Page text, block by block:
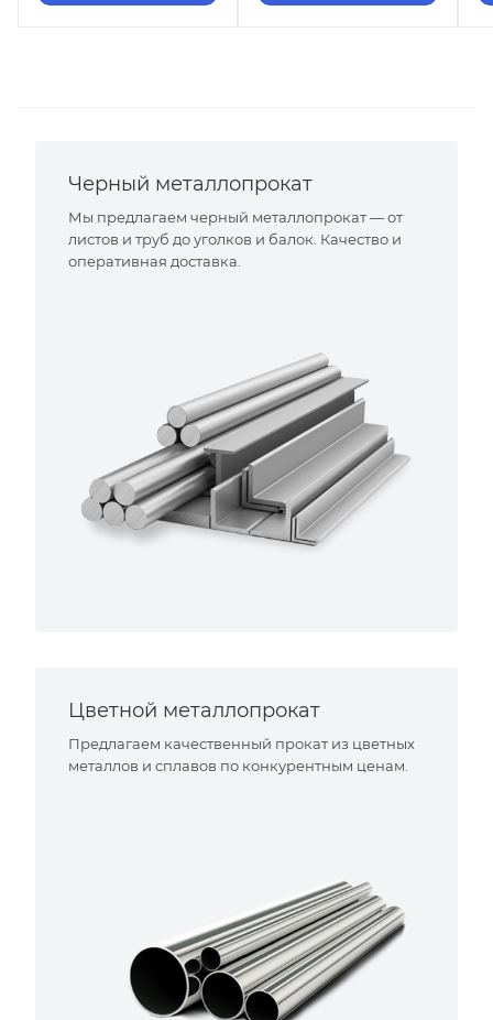
Черный металлопрокат
Мы предлагаем черный металлопрокат — от
листов и труб до уголков и балок. Качество и
оперативная доставка.
Цветной металлопрокат
Предлагаем качественный прокат из цветных
металлов и сплавов по конкурентным ценам.